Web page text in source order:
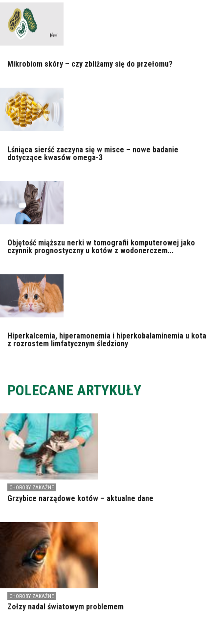
Mikrobiom skóry – czy zbliżamy się do przełomu?
Lśniąca sierść zaczyna się w misce – nowe badanie
dotyczące kwasów omega-3
Objętość miąższu nerki w tomografii komputerowej jako
czynnik prognostyczny u kotów z wodonerczem...
Hiperkalcemia, hiperamonemia i hiperkobalaminemia u kota
z rozrostem limfatycznym śledziony
POLECANE ARTYKUŁY
CHOROBY ZAKAŹNE
Grzybice narządowe kotów – aktualne dane
CHOROBY ZAKAŹNE
Zołzy nadal światowym problemem